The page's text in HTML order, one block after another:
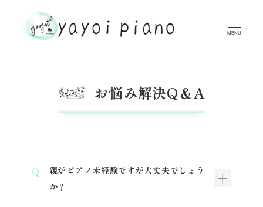
MENU
お悩み解決Q＆A
親がピアノ未経験ですが大丈夫でしょう
か？